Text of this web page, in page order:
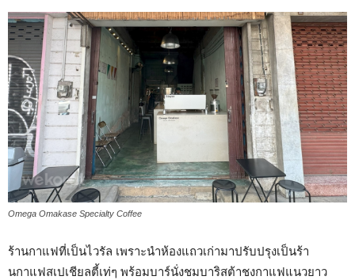
Omega Omakase Specialty Coffee
ร้านกาแฟที่เป็นไวรัล เพราะนำห้องแถวเก่ามาปรับปรุงเป็นร้า
นกาแฟสเปเชียลตี้เท่ๆ พร้อมบาร์นั่งชมบาริสต้าชงกาแฟแนวยาว